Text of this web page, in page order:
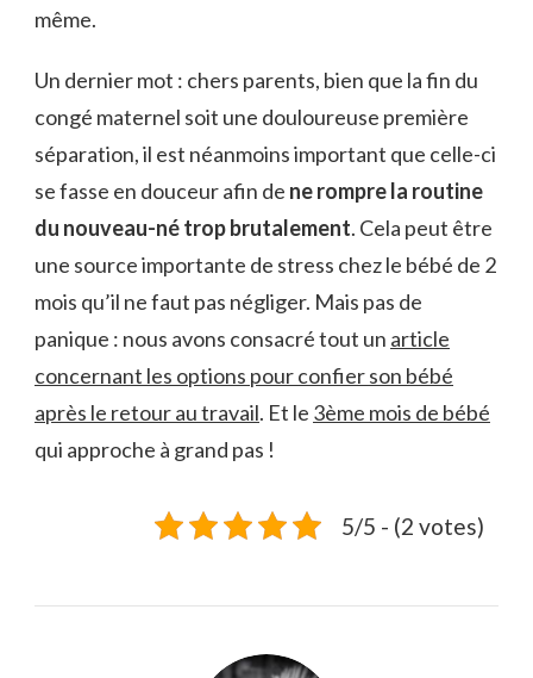
même.
Un dernier mot : chers parents, bien que la fin du
congé maternel soit une douloureuse première
séparation, il est néanmoins important que celle-ci
se fasse en douceur afin de ne rompre la routine
du nouveau-né trop brutalement. Cela peut être
une source importante de stress chez le bébé de 2
mois qu’il ne faut pas négliger. Mais pas de
panique : nous avons consacré tout un article
concernant les options pour confier son bébé
après le retour au travail. Et le 3ème mois de bébé
qui approche à grand pas !
5/5 - (2 votes)